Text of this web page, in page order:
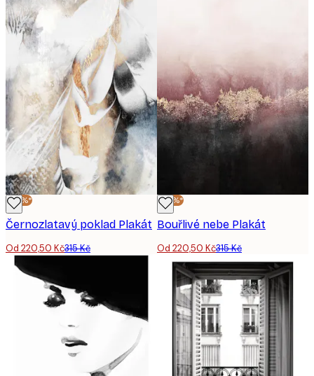
-30%*
Černozlatavý poklad Plakát
Od 220,50 Kč315 Kč
-30%*
Bouřlivé nebe Plakát
Od 220,50 Kč315 Kč